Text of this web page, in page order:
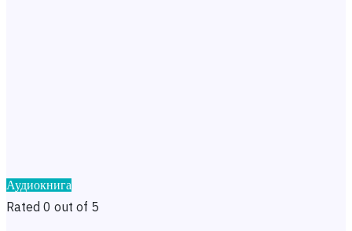
Аудиокнига
Rated 0 out of 5